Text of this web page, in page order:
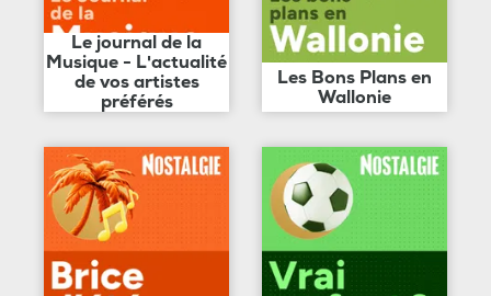
Le journal de la
Musique - L'actualité
de vos artistes
préférés
Les Bons Plans en
Wallonie